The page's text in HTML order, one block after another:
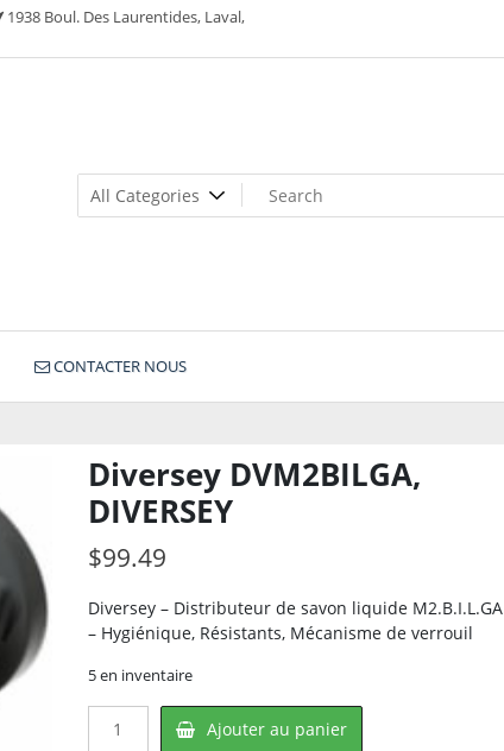
1938 Boul. Des Laurentides, Laval,
CONTACTER NOUS
Diversey DVM2BILGA,
DIVERSEY
$99.49
Diversey – Distributeur de savon liquide M2.B.I.L.GA
– Hygiénique, Résistants, Mécanisme de verrouil
5 en inventaire
Ajouter au panier